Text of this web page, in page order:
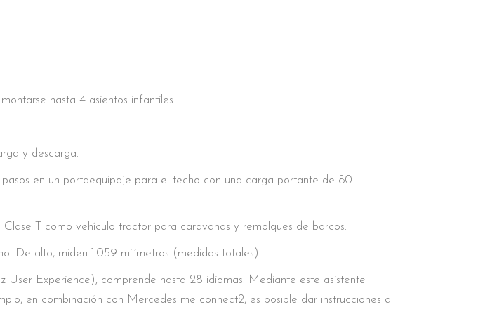
hasta 4 asientos infantiles.
y descarga.
en un portaequipaje para el techo con una carga portante de 80
T como vehículo tractor para caravanas y remolques de barcos.
De alto, miden 1.059 milímetros (medidas totales).
Experience), comprende hasta 28 idiomas. Mediante este asistente
en combinación con Mercedes me connect2, es posible dar instrucciones al